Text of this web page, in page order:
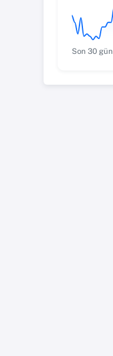
Son 30 gün